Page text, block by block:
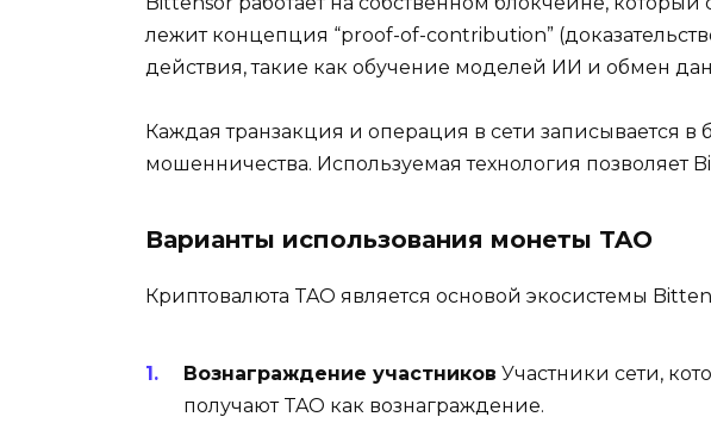
лежит концепция “proof-of-contribution”
действия, такие как обучение моделей ИИ и обмен
Каждая транзакция и операция в сети записывается
мошенничества. Используемая технология
Варианты использования монеты TAO
Криптовалюта TAO является основой экосистемы
Вознаграждение участников Участники сети,
получают TAO как вознаграждение.